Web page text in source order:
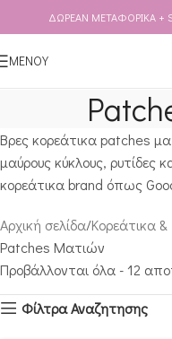
Skip to navigation
Skip to main content
ΔΩΡΕΑΝ ΜΕΤΑΦΟΡΙΚΑ +
ΜΕΝΟΥ
Βρες κορεάτικα patches
μαύρους κύκλους,
κορεάτικα brand όπως
Αρχική σελίδα Κορεάτικα
Patches Ματιών
Προβάλλονται όλα - 12
Φίλτρα Αναζητησης